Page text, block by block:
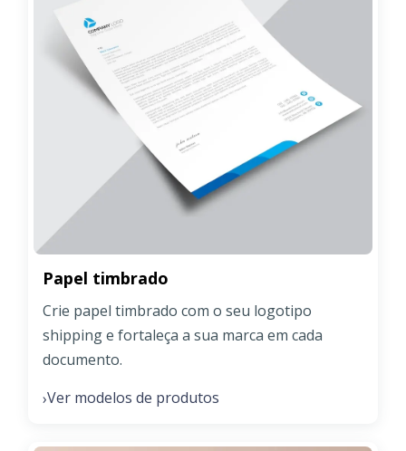
Papel timbrado
Crie papel timbrado com o seu logotipo
shipping e fortaleça a sua marca em cada
documento.
›Ver modelos de produtos